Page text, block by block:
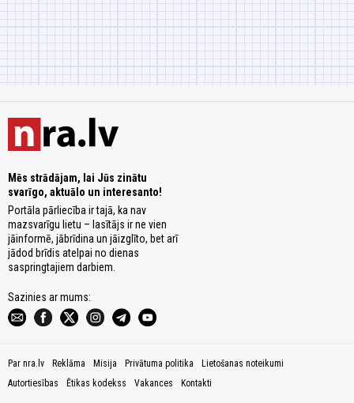
Mēs strādājam, lai Jūs zinātu
svarīgo, aktuālo un interesanto!
Portāla pārliecība ir tajā, ka nav
mazsvarīgu lietu – lasītājs ir ne vien
jāinformē, jābrīdina un jāizglīto, bet arī
jādod brīdis atelpai no dienas
saspringtajiem darbiem.
Sazinies ar mums:
Par nra.lv Reklāma Misija Privātuma politika
Lietošanas noteikumi
Autortiesības
Ētikas kodekss Vakances Kontakti